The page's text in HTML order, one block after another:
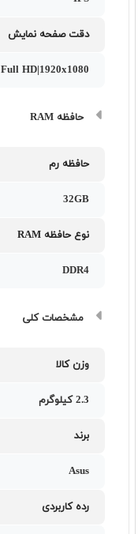
دقت صفحه نمایش
Full HD|1920x1080
حافظه RAM
حافظه رم
32GB
نوع حافظه RAM
DDR4
مشخصات کلی
وزن کالا
2.3 کیلوگرم
برند
Asus
رده کاربردی